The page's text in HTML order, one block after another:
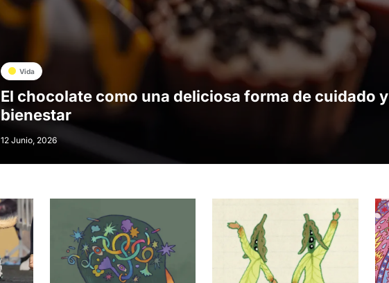
Vida
El chocolate como una deliciosa forma de cuidado y
bienestar
12 Junio, 2026